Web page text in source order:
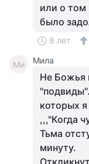
или о том
было
8 лет
Ми Мила
Не Божья
которых я
,,,"Когда
Тьма
минуту.